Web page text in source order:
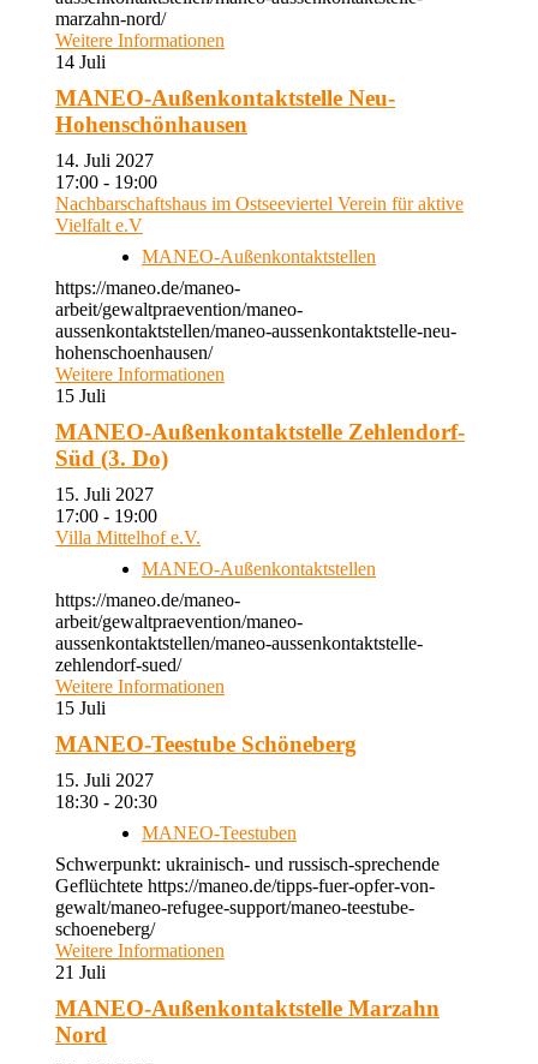
marzahn-nord/
Weitere Informationen
14 Juli
MANEO-Außenkontaktstelle Neu-
Hohenschönhausen
14. Juli 2027
17:00 - 19:00
Nachbarschaftshaus im Ostseeviertel Verein für aktive
Vielfalt e.V
MANEO-Außenkontaktstellen
https://maneo.de/maneo-
arbeit/gewaltpraevention/maneo-
aussenkontaktstellen/maneo-aussenkontaktstelle-neu-
hohenschoenhausen/
Weitere Informationen
15 Juli
MANEO-Außenkontaktstelle Zehlendorf-
Süd (3. Do)
15. Juli 2027
17:00 - 19:00
Villa Mittelhof e.V.
MANEO-Außenkontaktstellen
https://maneo.de/maneo-
arbeit/gewaltpraevention/maneo-
aussenkontaktstellen/maneo-aussenkontaktstelle-
zehlendorf-sued/
Weitere Informationen
15 Juli
MANEO-Teestube Schöneberg
15. Juli 2027
18:30 - 20:30
MANEO-Teestuben
Schwerpunkt: ukrainisch- und russisch-sprechende
Geflüchtete https://maneo.de/tipps-fuer-opfer-von-
gewalt/maneo-refugee-support/maneo-teestube-
schoeneberg/
Weitere Informationen
21 Juli
MANEO-Außenkontaktstelle Marzahn
Nord